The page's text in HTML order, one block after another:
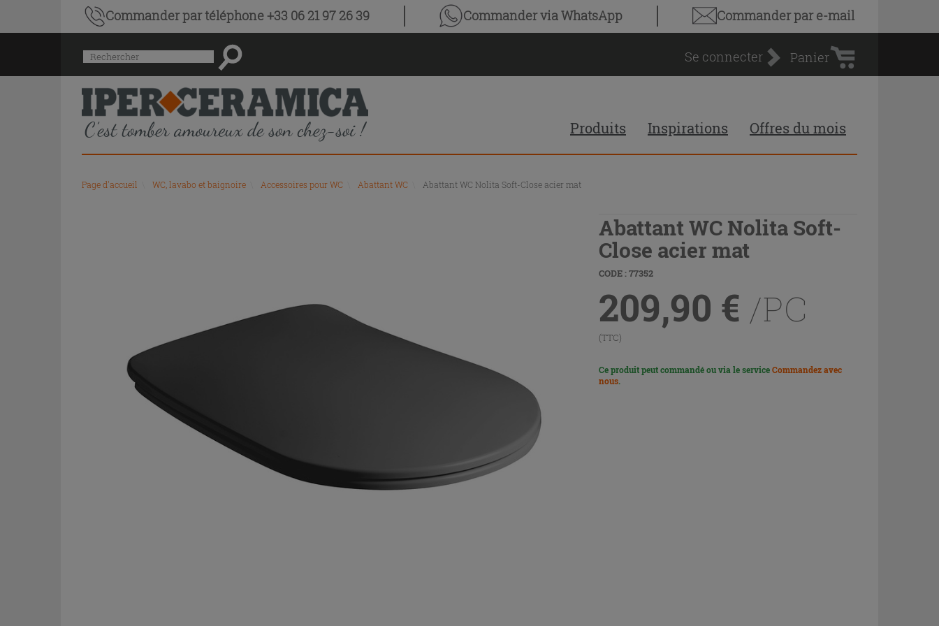
Commander par téléphone +33 06 21 97 26 39 Commander via WhatsApp Commander par e-mail
Menu
de
l'historique
des
recherches
et
du
contenu
du
Rechercher Se connecter
d'achat
Panier
Produits Inspirations Offres du mois
Page d'accueil WC, lavabo et baignoire Accessoires pour WC Abattant WC Abattant WC Nolita Soft-Close acier mat
Abattant WC Nolita Soft-
Close acier mat
CODE : 77352
209,90 € /PC
(TTC)
Ce produit peut commandé ou via le serviceCommandez avec
nous.